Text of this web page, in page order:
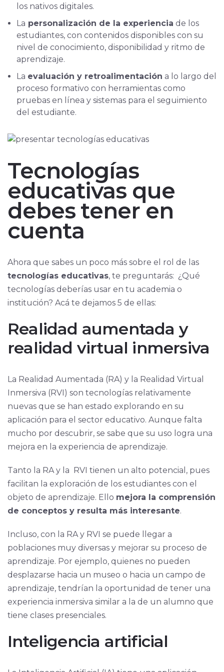
los nativos digitales.
La personalización de la experiencia de los
estudiantes, con contenidos disponibles con su
nivel de conocimiento, disponibilidad y ritmo de
aprendizaje.
La evaluación y retroalimentación a lo largo del
proceso formativo con herramientas como
pruebas en línea y sistemas para el seguimiento
del estudiante.
Tecnologías
educativas que
debes tener en
cuenta
Ahora que sabes un poco más sobre el rol de las
tecnologías educativas, te preguntarás: ¿Qué
tecnologías deberías usar en tu academia o
institución? Acá te dejamos 5 de ellas:
Realidad aumentada y
realidad virtual inmersiva
La Realidad Aumentada (RA) y la Realidad Virtual
Inmersiva (RVI) son tecnologías relativamente
nuevas que se han estado explorando en su
aplicación para el sector educativo. Aunque falta
mucho por descubrir, se sabe que su uso logra una
mejora en la experiencia de aprendizaje.
Tanto la RA y la RVI tienen un alto potencial, pues
facilitan la exploración de los estudiantes con el
objeto de aprendizaje. Ello mejora la comprensión
de conceptos y resulta más interesante.
Incluso, con la RA y RVI se puede llegar a
poblaciones muy diversas y mejorar su proceso de
aprendizaje. Por ejemplo, quienes no pueden
desplazarse hacia un museo o hacia un campo de
aprendizaje, tendrían la oportunidad de tener una
experiencia inmersiva similar a la de un alumno que
tiene clases presenciales.
Inteligencia artificial